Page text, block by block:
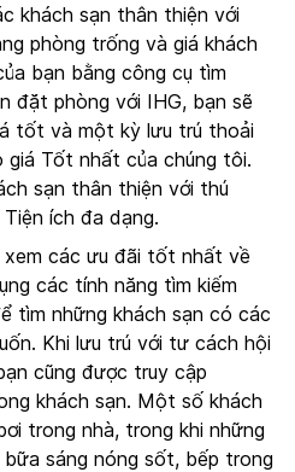
khách sạn thân thiện với
phòng trống và giá khách
bạn bằng công cụ tìm
đặt phòng với IHG, bạn sẽ
tốt và một kỳ lưu trú thoải
giá Tốt nhất của chúng tôi.
sạn thân thiện với thú
ích đa dạng.
các ưu đãi tốt nhất về
các tính năng tìm kiếm
tìm những khách sạn có các
Khi lưu trú với tư cách hội
cũng được truy cập
khách sạn. Một số khách
trong nhà, trong khi những
sáng nóng sốt, bếp trong